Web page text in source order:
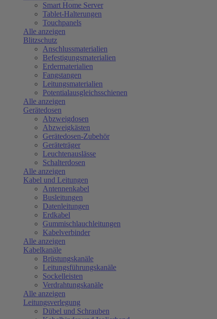
Smart Home Server
Tablet-Halterungen
Touchpanels
Alle anzeigen
Blitzschutz
Anschlussmaterialien
Befestigungsmaterialien
Erdermaterialien
Fangstangen
Leitungsmaterialien
Potentialausgleichsschienen
Alle anzeigen
Gerätedosen
Abzweigdosen
Abzweigkästen
Gerätedosen-Zubehör
Geräteträger
Leuchtenauslässe
Schalterdosen
Alle anzeigen
Kabel und Leitungen
Antennenkabel
Busleitungen
Datenleitungen
Erdkabel
Gummischlauchleitungen
Kabelverbinder
Alle anzeigen
Kabelkanäle
Brüstungskanäle
Leitungsführungskanäle
Sockelleisten
Verdrahtungskanäle
Alle anzeigen
Leitungsverlegung
Dübel und Schrauben